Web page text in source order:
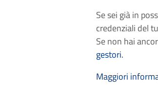
Se sei già in
credenziali del
Se non hai
gestori.
Maggiori